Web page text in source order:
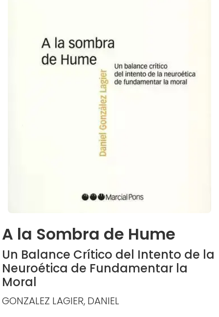
A la Sombra de Hume
Un Balance Crítico del Intento de la
Neuroética de Fundamentar la
Moral
GONZALEZ LAGIER, DANIEL